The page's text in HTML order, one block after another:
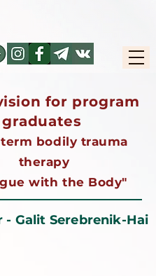
for program
graduates
bodily trauma
therapy
with the Body"
- Galit Serebrenik-Hai